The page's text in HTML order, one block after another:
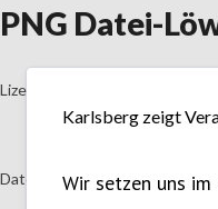
Karlsberg zeigt
Wir setzen uns
PNG Datei-
go to media item
Lizenz:
Nutzung in Medien
Die Inhalte können
Dateiformat: